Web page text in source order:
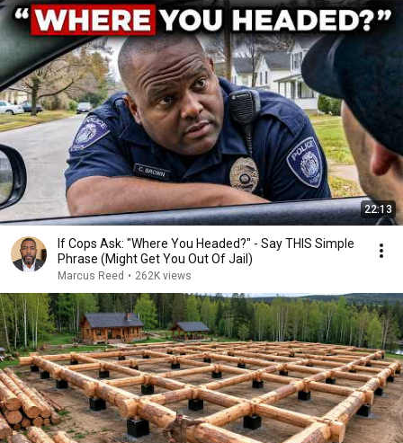
22:13
If Cops Ask: "Where You Headed?" - Say THIS Simple
Phrase (Might Get You Out Of Jail)
Marcus Reed • 262K views